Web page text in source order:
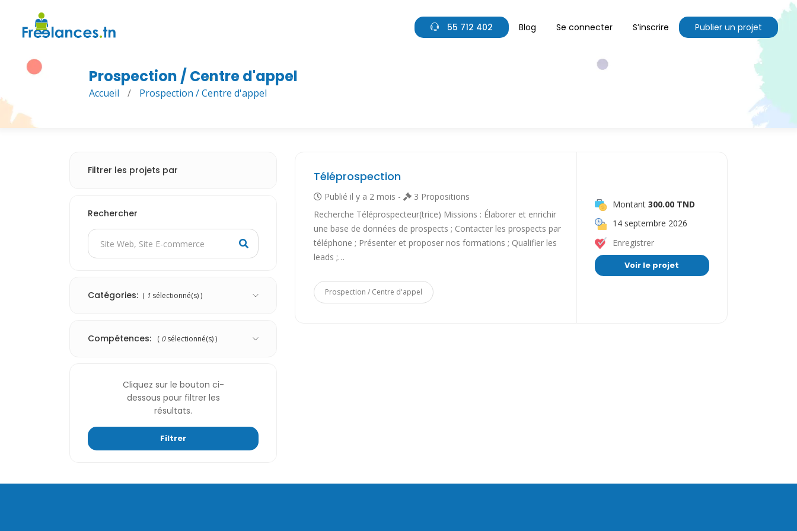
55 712 402 Blog Se connecter S’inscrire Publier un projet
Prospection / Centre d'appel
Accueil / Prospection / Centre d'appel
Filtrer les projets par
Rechercher
Catégories: ( 1 sélectionné(s) )
Compétences: ( 0sélectionné(s) )
Cliquez sur le bouton ci-
dessous pour filtrer les
résultats.
Téléprospection
Publié il y a 2 mois -
3 Propositions
Recherche Téléprospecteur(trice) Missions : Élaborer et enrichir
une base de données de prospects ; Contacter les prospects par
téléphone ; Présenter et proposer nos formations ; Qualifier les
leads ;…
Prospection / Centre d'appel
Montant 300.00 TND
14 septembre 2026
Enregistrer
Voir le projet